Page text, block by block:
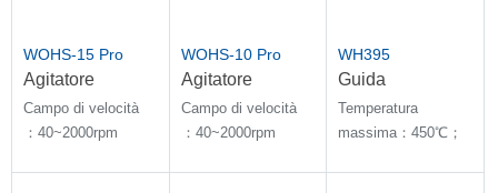
WOHS-15 Pro
Agitatore
sopraelevato
Campo di velocità
：40~2000rpm
WOHS-10 Pro
Agitatore
sopraelevato
Campo di velocità
：40~2000rpm
WH395
Guida
magnetica con
piastra
Temperatura
massima：450℃；